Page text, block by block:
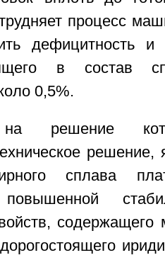
процесс
дефицитность и
в состав
0,5%.
решение
решение,
сплава
содержащего